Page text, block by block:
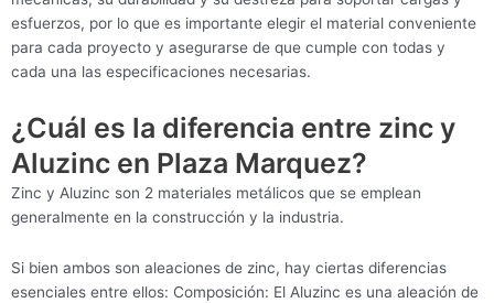
esfuerzos, por lo que es importante elegir el material conveniente
para cada proyecto y asegurarse de que cumple con todas y
cada una las especificaciones necesarias.
¿Cuál es la diferencia entre zinc y
Aluzinc en Plaza Marquez?
Zinc y Aluzinc son 2 materiales metálicos que se emplean
generalmente en la construcción y la industria.
Si bien ambos son aleaciones de zinc, hay ciertas diferencias
esenciales entre ellos: Composición: El Aluzinc es una aleación de